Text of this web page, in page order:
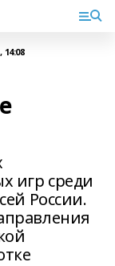
14:08
игр среди
России.